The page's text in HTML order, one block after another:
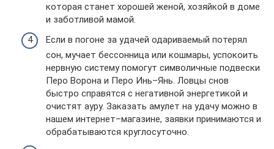
которая станет хорошей женой, хозяйкой в доме
и заботливой мамой.
Если в погоне за удачей одариваемый потерял
сон, мучает бессонница или кошмары, успокоить
нервную систему помогут символичные подвески
Перо Ворона и Перо Инь–Янь. Ловцы снов
быстро справятся с негативной энергетикой и
очистят ауру. Заказать амулет на удачу можно в
нашем интернет–магазине, заявки принимаются и
обрабатываются круглосуточно.